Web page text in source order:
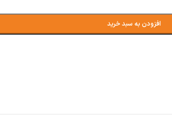
افزودن به سبد خرید